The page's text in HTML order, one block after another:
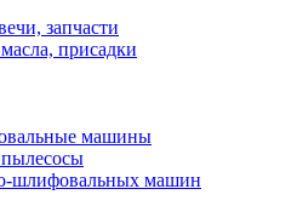
запчасти
присадки
машины
шлифовальных машин